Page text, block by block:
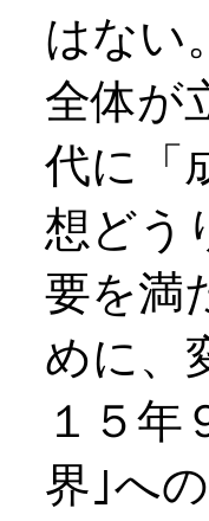
はない
全体が
代に「
想どう
要を満
めに、
１５年
界｣へ